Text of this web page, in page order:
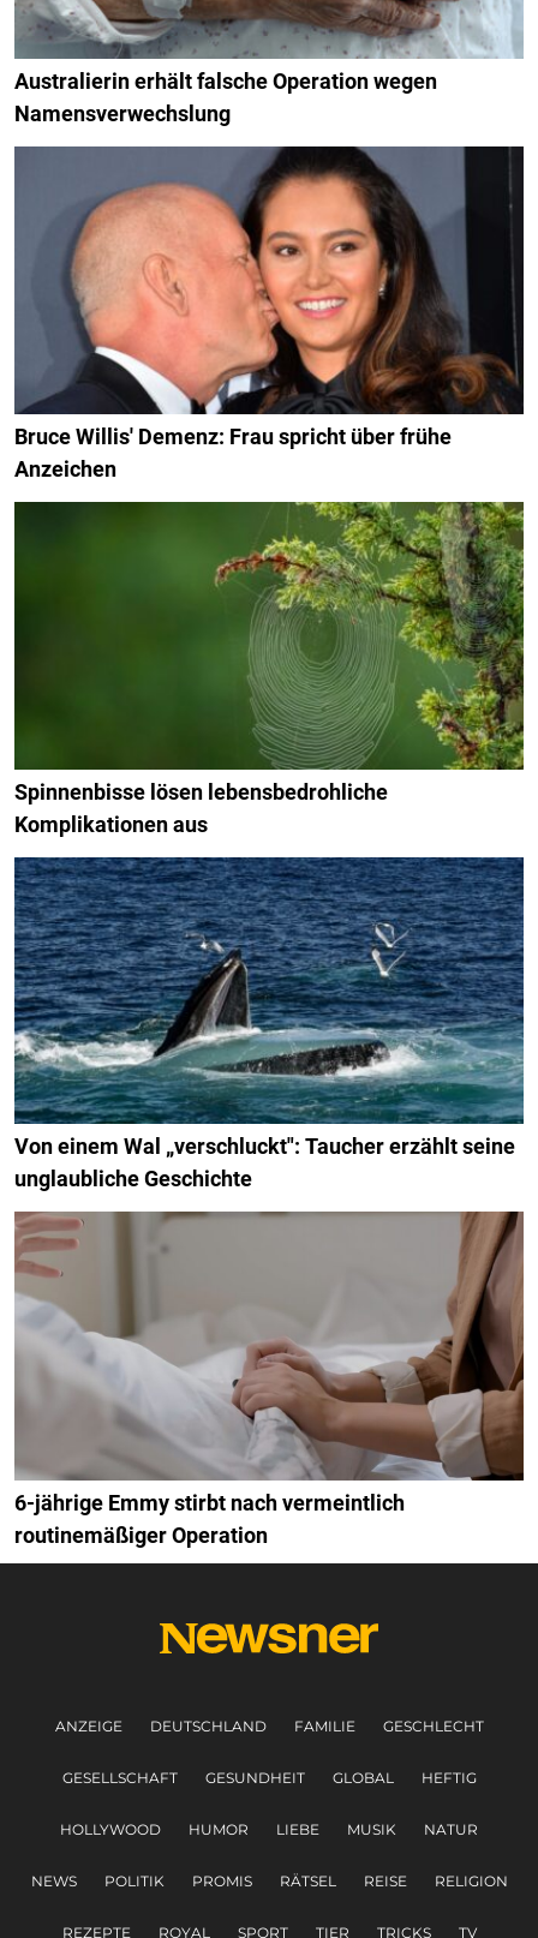
Australierin erhält falsche Operation wegen
Namensverwechslung
Bruce Willis' Demenz: Frau spricht über frühe
Anzeichen
Spinnenbisse lösen lebensbedrohliche
Komplikationen aus
Von einem Wal „verschluckt": Taucher erzählt seine
unglaubliche Geschichte
6-jährige Emmy stirbt nach vermeintlich
routinemäßiger Operation
ANZEIGE DEUTSCHLAND FAMILIE GESCHLECHT
GESELLSCHAFT GESUNDHEIT GLOBAL HEFTIG
HOLLYWOOD HUMOR LIEBE MUSIK NATUR
NEWS POLITIK PROMIS RÄTSEL REISE RELIGION
REZEPTE ROYAL SPORT TIER TRICKS TV